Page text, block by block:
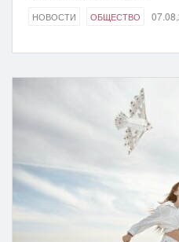
НОВОСТИ ОБЩЕСТВО